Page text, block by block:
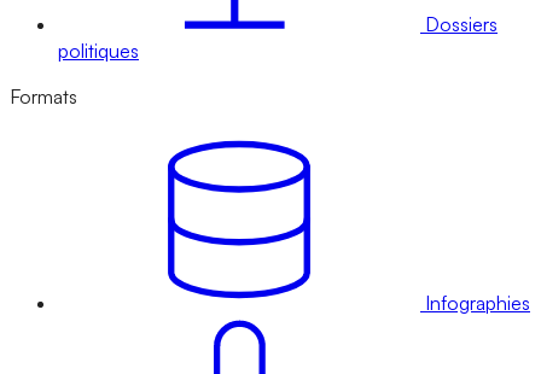
Dossiers
politiques
Formats
Infographies